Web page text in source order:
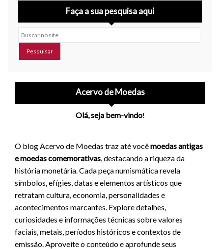
Faça a sua pesquisa aqui
Buscar no site
Acervo de Moedas
Olá, seja bem-vindo!
O blog Acervo de Moedas traz até vocêmoedas antigas
e moedas comemorativas, destacando a riqueza da
história monetária. Cada peça numismática revela
símbolos, efígies, datas e elementos artísticos que
retratam cultura, economia, personalidades e
acontecimentos marcantes. Explore detalhes,
curiosidades e informações técnicas sobre valores
faciais, metais, períodos históricos e contextos de
emissão. Aproveite o conteúdo e aprofunde seus